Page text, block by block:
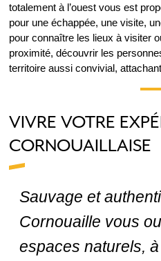
totalement à l’ouest vous est
pour une échappée, une visite,
pour connaître les lieux à visiter
proximité, découvrir les
territoire aussi convivial,
VIVRE VOTRE
CORNOUAILLAISE
Sauvage et
Cornouaille vous
espaces naturels,